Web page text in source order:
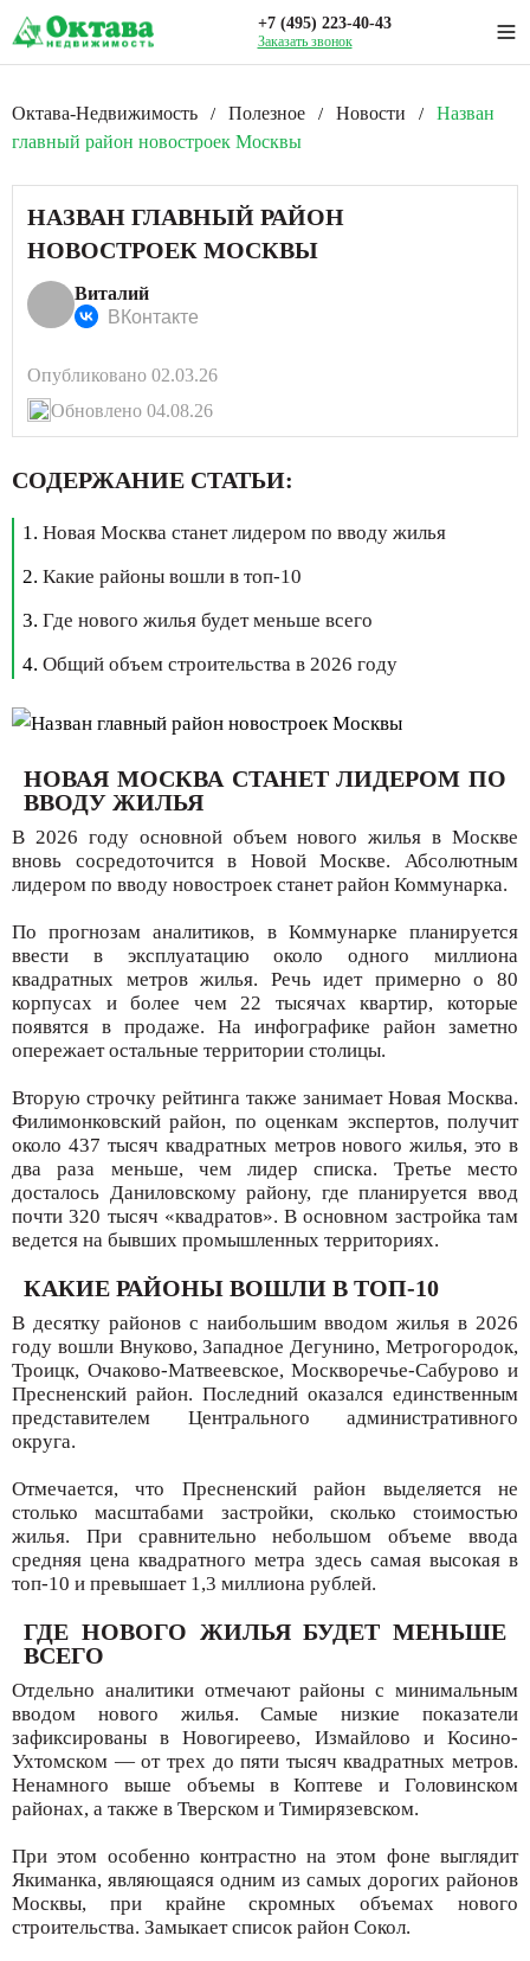
+7 (495) 223-40-43
Заказать звонок
Октава-Недвижимость / Полезное / Новости /
Назван
главный район новостроек Москвы
НАЗВАН ГЛАВНЫЙ РАЙОН
НОВОСТРОЕК МОСКВЫ
Виталий
ВКонтакте
Опубликовано 02.03.26
Обновлено 04.08.26
СОДЕРЖАНИЕ СТАТЬИ:
Новая Москва станет лидером по вводу жилья
Какие районы вошли в топ-10
Где нового жилья будет меньше всего
Общий объем строительства в 2026 году
НОВАЯ МОСКВА СТАНЕТ ЛИДЕРОМ ПО
ВВОДУ ЖИЛЬЯ
В 2026 году основной объем нового жилья в Москве
вновь сосредоточится в Новой Москве. Абсолютным
лидером по вводу новостроек станет район Коммунарка.
По прогнозам аналитиков, в Коммунарке планируется
ввести в эксплуатацию около одного миллиона
квадратных метров жилья. Речь идет примерно о 80
корпусах и более чем 22 тысячах квартир, которые
появятся в продаже. На инфографике район заметно
опережает остальные территории столицы.
Вторую строчку рейтинга также занимает Новая Москва.
Филимонковский район, по оценкам экспертов, получит
около 437 тысяч квадратных метров нового жилья, это в
два раза меньше, чем лидер списка. Третье место
досталось Даниловскому району, где планируется ввод
почти 320 тысяч «квадратов». В основном застройка там
ведется на бывших промышленных территориях.
КАКИЕ РАЙОНЫ ВОШЛИ В ТОП-10
В десятку районов с наибольшим вводом жилья в 2026
году вошли Внуково, Западное Дегунино, Метрогородок,
Троицк, Очаково-Матвеевское, Москворечье-Сабурово и
Пресненский район. Последний оказался единственным
представителем Центрального административного
округа.
Отмечается, что Пресненский район выделяется не
столько масштабами застройки, сколько стоимостью
жилья. При сравнительно небольшом объеме ввода
средняя цена квадратного метра здесь самая высокая в
топ-10 и превышает 1,3 миллиона рублей.
ГДЕ НОВОГО ЖИЛЬЯ БУДЕТ МЕНЬШЕ
ВСЕГО
Отдельно аналитики отмечают районы с минимальным
вводом нового жилья. Самые низкие показатели
зафиксированы в Новогиреево, Измайлово и Косино-
Ухтомском — от трех до пяти тысяч квадратных метров.
Ненамного выше объемы в Коптеве и Головинском
районах, а также в Тверском и Тимирязевском.
При этом особенно контрастно на этом фоне выглядит
Якиманка, являющаяся одним из самых дорогих районов
Москвы, при крайне скромных объемах нового
строительства. Замыкает список район Сокол.